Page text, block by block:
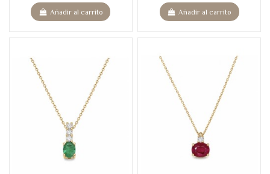
Añadir al carrito Añadir al carrito